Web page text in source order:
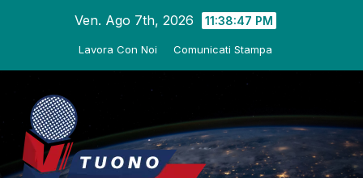
Ven. Ago 7th, 2026 11:38:48 PM
Lavora Con Noi Comunicati Stampa